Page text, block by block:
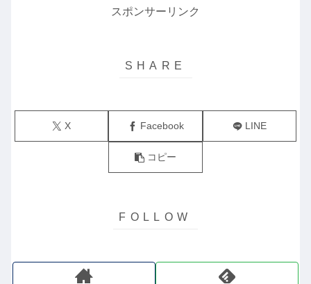
スポンサーリンク
X Facebook LINE
コピー